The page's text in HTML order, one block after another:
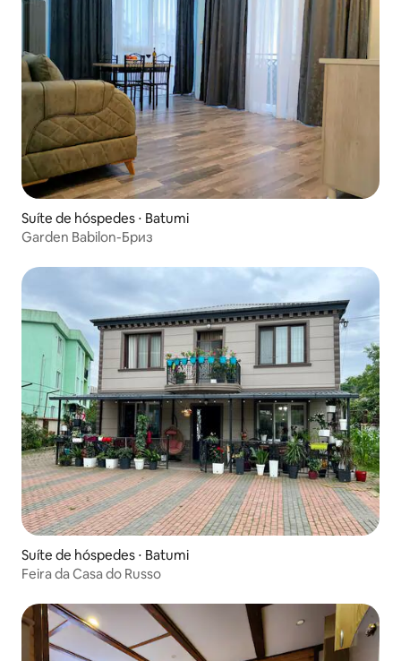
Suíte de hóspedes ⋅ Batumi
Garden Babilon-Бриз
Suíte de hóspedes ⋅ Batumi
Feira da Casa do Russo